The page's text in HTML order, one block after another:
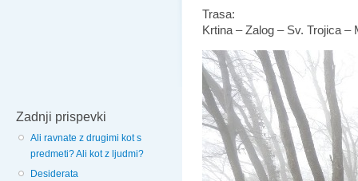
Zadnji prispevki
Ali ravnate z drugimi kot s
predmeti? Ali kot z ljudmi?
Desiderata
Trasa:
Krtina – Zalog – Sv. Trojica –